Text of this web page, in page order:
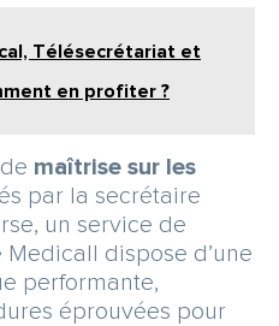
Télésecrétariat et
en profiter ?
maîtrise sur les
par la secrétaire
un service de
dispose d’une
performante,
éprouvées pour